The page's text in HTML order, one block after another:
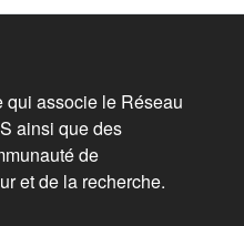
de
qui associe le Réseau
ainsi que des
de
et de la recherche.